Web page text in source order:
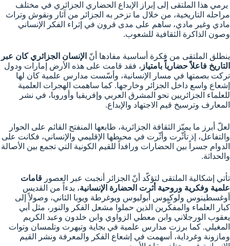
يرمي هذا الملتقى إلى إبراز الإبداع الحضاري الجزائري في مختلف
مراحله التاريخية، من خلال ما تزخر به الجزائر من آثار ونقوش وتراث
مادي وغير مادي، ساهم على مدى قرون في إثراء الفكر الإنساني
وصون الذاكرة الثقافية للشعوب.
ينطلق الملتقى من فكرة أساسية مفادها أنّ الإنسان الجزائري كان عبر
التاريخ فاعلاً حضارياً بامتياز ، فقد قامت على هذه الأرض إمارات ودول
تركت بصمتها في مسار الإنسانية، وأسّست مدارس علمية كان لها
إشعاع واسع داخل الجزائر وخارجها. كما ساهمت الهجرات العلمية
للعلماء الجزائريين نحو المشرق العربي وإفريقيا وأوروبا، في نشر
المعارف وترسيخ قيم الاجتهاد والإبداع.
لعلّ أبرز ما يميّز الثقافة الجزائرية، طابعها المنفتح القائم على الحوار
والتفاعل، إذ تأثّرت وأثّرت في محيطها الإقليمي والإنساني، فكانت على
الدوام جسراً بين الحضارات ورافداً للقيم الكونية التي تجمع بين الأصالة
والحداثة.
تأتي إشكالية الملتقى لتؤكّد أنّ الجزائر أنجبت عبر العصور قامات
علمية وفكرية وروحية أثرت الحضارة الإنسانية، بدءاً من القديس
أوغسطينوس ولوكيوس أبوليوس ويوغرطة ويوبا الثاني، وصولاً إلى
كبار العلماء والمفكّرين الذين حملوا مشعل الفكر والنور، مثل أبي
يعقوب الورجلاني وابن معطي الزواوي وابن خلدون وعبد الكريم
المغيلي. كما برزت مدارس علمية في بجاية وتيهرت وتلمسان وتوات
ومازونة وغرداية، أسهمت في إشعاع الفكر والمعرفة ونشر القيم